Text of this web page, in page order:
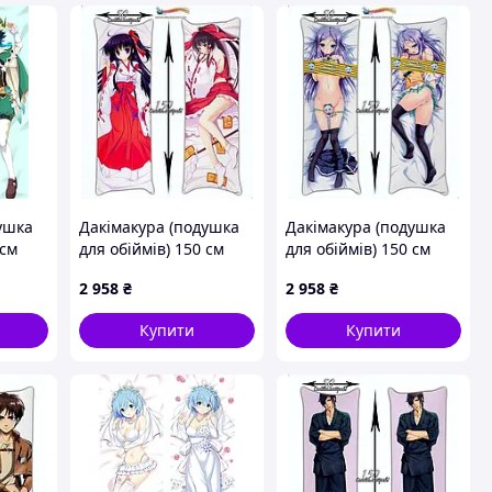
Дакімакура (подушка
для обіймів) 150 см
Project/Yuyukana:
Under the Starlight
2 958 ₴
Купити
Дакімакура (подушка
для обіймів) 150 см
Amou Mikage
2 958 ₴
Купити